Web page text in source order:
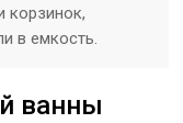
корзинок,
в емкость.
ванны